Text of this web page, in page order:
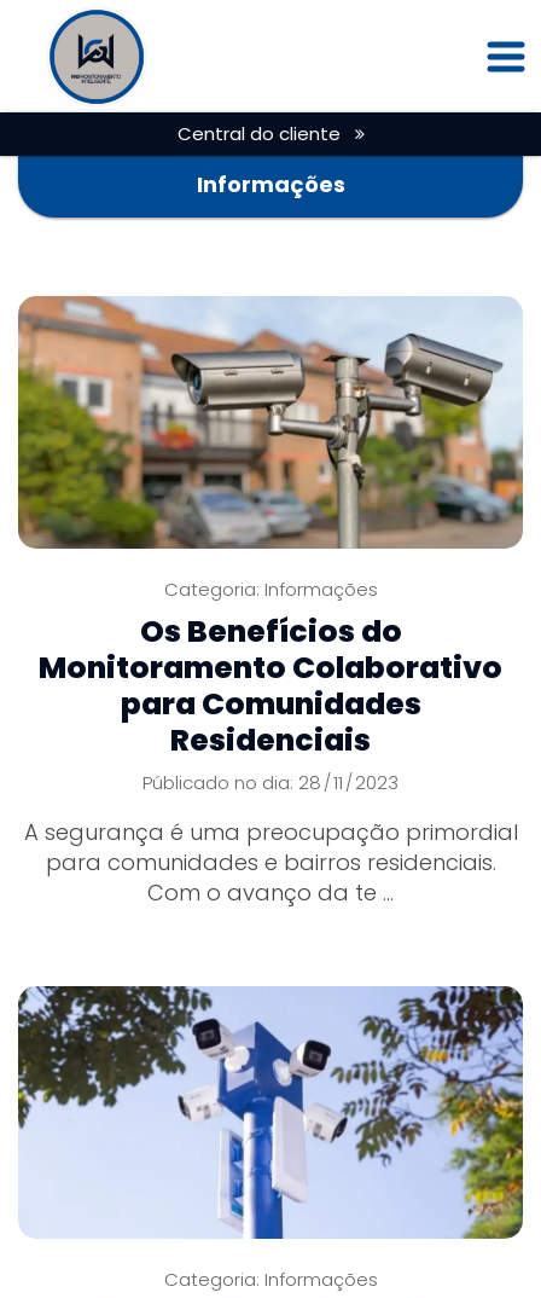
Central do cliente
Informações
Categoria: Informações
Os Benefícios do
Monitoramento Colaborativo
para Comunidades
Residenciais
Públicado no dia: 28 /11 / 2023
A segurança é uma preocupação primordial
para comunidades e bairros residenciais.
Com o avanço da te ...
Categoria: Informações